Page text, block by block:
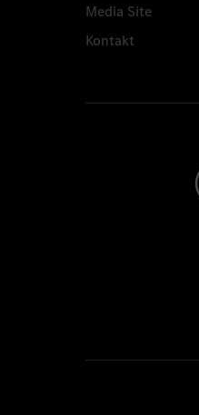
Media Site
Kontakt